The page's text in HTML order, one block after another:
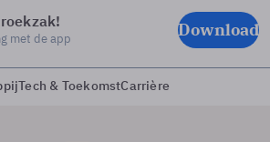
met de app Download
Tech & ToekomstCarrière